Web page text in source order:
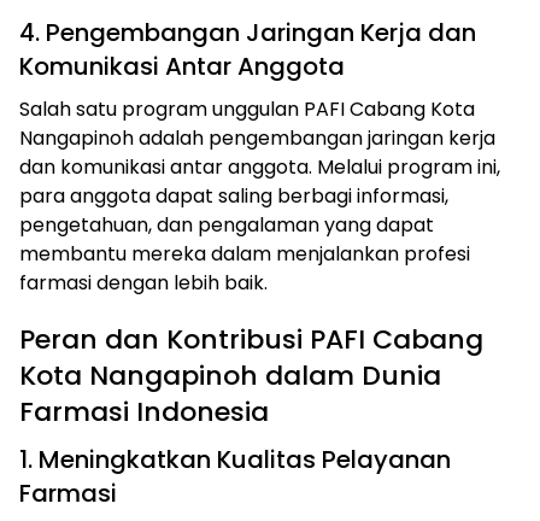
4. Pengembangan Jaringan Kerja dan
Komunikasi Antar Anggota
Salah satu program unggulan PAFI Cabang Kota
Nangapinoh adalah pengembangan jaringan kerja
dan komunikasi antar anggota. Melalui program ini,
para anggota dapat saling berbagi informasi,
pengetahuan, dan pengalaman yang dapat
membantu mereka dalam menjalankan profesi
farmasi dengan lebih baik.
Peran dan Kontribusi PAFI Cabang
Kota Nangapinoh dalam Dunia
Farmasi Indonesia
1. Meningkatkan Kualitas Pelayanan
Farmasi